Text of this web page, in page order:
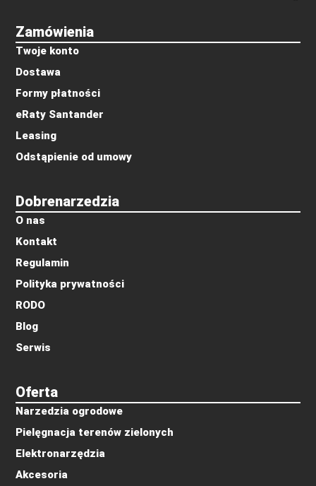
Oferta
Narzedzia ogrodowe
Pielęgnacja terenów zielonych
Elektronarzędzia
Akcesoria
Dobrenarzedzia
O nas
Kontakt
Regulamin
Polityka prywatności
RODO
Blog
Serwis
Zamówienia
Twoje konto
Dostawa
Formy płatności
eRaty Santander
Leasing
Odstąpienie od umowy